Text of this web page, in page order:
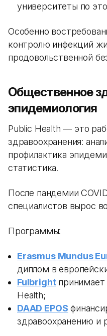
университеты по
Особенно
контролю инфекций
продовольственной
Общественное
эпидемиология
Public Health — это
здравоохранения:
профилактика
статистика.
После пандемии
специалистов вырос
Программы:
Erasmus Mundus
диплом в
Fulbrightпринимает
Health;
DAAD EPOS
здравоохранению и